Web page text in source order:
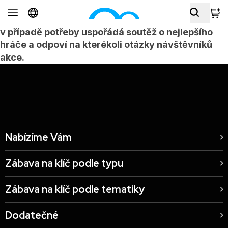
Zkušená obsluha RentFun Wizard pomůže vyřešit
problémy v průběhu akce, rychle ukáže ovládání,
v případě potřeby uspořádá soutěž o nejlepšího
hráče a odpoví na kterékoli otázky návštěvníků
akce.
Nabízíme Vám
Zábava na klíč podle typu
Zábava na klíč podle tematiky
Dodatečné